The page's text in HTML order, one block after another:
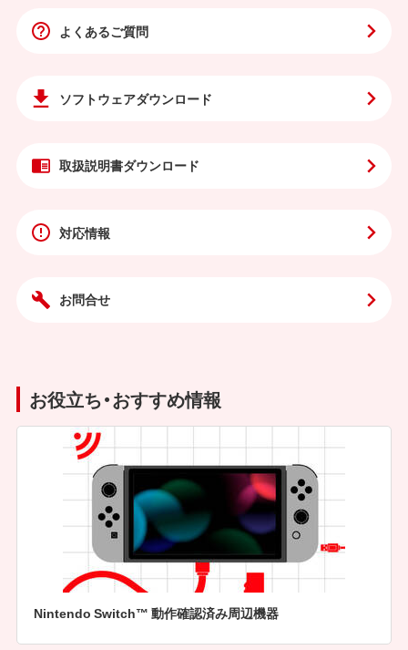
よくあるご質問
ソフトウェアダウンロード
取扱説明書ダウンロード
対応情報
お問合せ
お役立ち・おすすめ情報
Nintendo Switch™ 動作確認済み周辺機器